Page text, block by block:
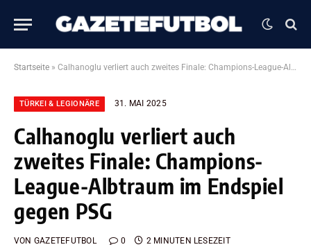
Startseite » Calhanoglu verliert auch zweites Finale: Champions-League-Albtraum im Endspiel gegen PSG
TÜRKEI & LEGIONÄRE 31. MAI 2025
Calhanoglu verliert auch
zweites Finale: Champions-
League-Albtraum im Endspiel
gegen PSG
VON GAZETEFUTBOL 0 2 MINUTEN LESEZEIT